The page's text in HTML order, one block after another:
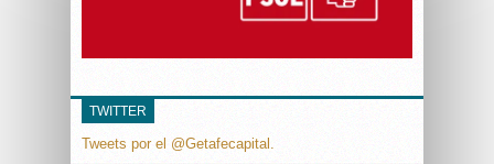
TWITTER
Tweets por el @Getafecapital.